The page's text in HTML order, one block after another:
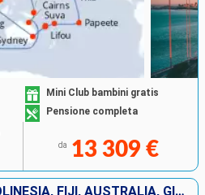
Mini Club bambini gratis
Pensione completa
da 13 309 €
STATI UNITI, HAWAI, POLINESIA, FIJI, AUSTRALIA, GIAPPONE, SUD KOREA, TAIWAN, CINA, VIETNAM, SINGAPORE, MALESIA, SRI LANKA, SUD AFRICA, ITALIA